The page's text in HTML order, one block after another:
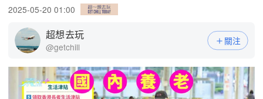
2025-05-20 01:00
超想去玩
@getchill
關注